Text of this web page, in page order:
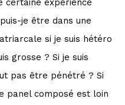
certaine expérience
je être dans une
si je suis hétéro
grosse ? Si je suis
pas être pénétré ? Si
panel composé est loin